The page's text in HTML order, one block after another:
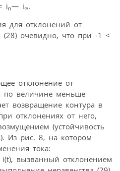
in— i∞.
для отклонений от
(28) очевидно, что при -1 <
отклонение от
по величине меньше
возвращение контура в
отклонениях от него,
(устойчивость
Из рис. 8, на котором
тока:
вызванный отклонением